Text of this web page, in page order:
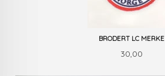
BRODERT LC MERKE
Pris
30,00